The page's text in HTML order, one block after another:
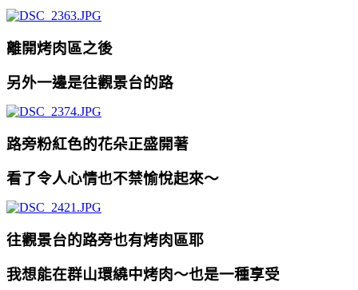
離開烤肉區之後
另外一邊是往觀景台的路
路旁粉紅色的花朵正盛開著
看了令人心情也不禁愉悅起來～
往觀景台的路旁也有烤肉區耶
我想能在群山環繞中烤肉～也是一種享受